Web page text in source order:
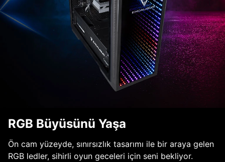
RGB Büyüsünü Yaşa
Ön cam yüzeyde, sınırsızlık tasarımı ile bir araya gelen
RGB ledler, sihirli oyun geceleri için seni bekliyor.